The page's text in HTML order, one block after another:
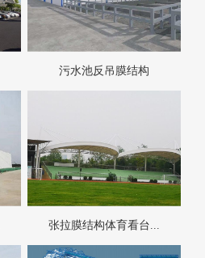
污水池反吊膜结构
张拉膜结构体育看台...